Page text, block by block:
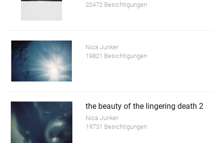
20472 Besichtigungen
Nica Junker
19821 Besichtigungen
the beauty of the lingering death 2
Nica Junker
19731 Besichtigungen